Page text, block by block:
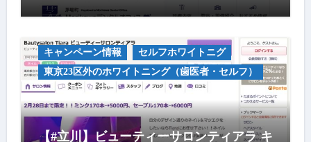
キャンペーン情報
セルフホワイトニグ
東京23区外のホワイトニング（歯医者・セルフ）
【#立川】ビューティーサロンティアラ キ